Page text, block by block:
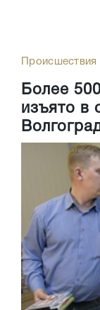
Происшествия
Более
изъято в